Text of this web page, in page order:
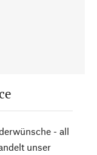
- all
unser